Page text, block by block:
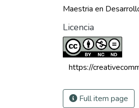
Maestria en
Licencia
https://
Full item page